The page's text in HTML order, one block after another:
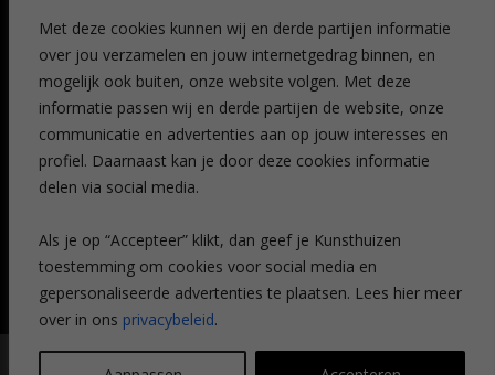
Met deze cookies kunnen wij en derde partijen informatie
over jou verzamelen en jouw internetgedrag binnen, en
mogelijk ook buiten, onze website volgen. Met deze
informatie passen wij en derde partijen de website, onze
communicatie en advertenties aan op jouw interesses en
profiel. Daarnaast kan je door deze cookies informatie
delen via social media.
Als je op “Accepteer” klikt, dan geef je Kunsthuizen
toestemming om cookies voor social media en
gepersonaliseerde advertenties te plaatsen. Lees hier meer
over in ons privacybeleid.
Leiden
Amsterdam
Breda
Favorieten
Mijn art alert
NIEUWSBRIEF
© Kunsthuizen 2026 All rights reserved | Disclaimer|